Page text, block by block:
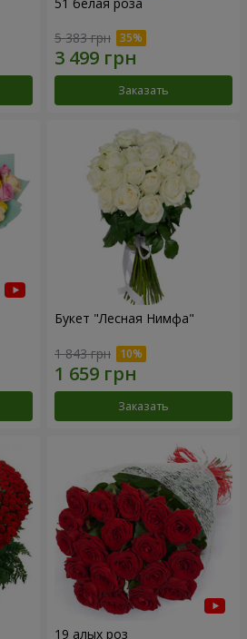
5 383 грн
Заказать
Букет "Лесная Нимфа"
1 843 грн
Заказать
19 алых роз